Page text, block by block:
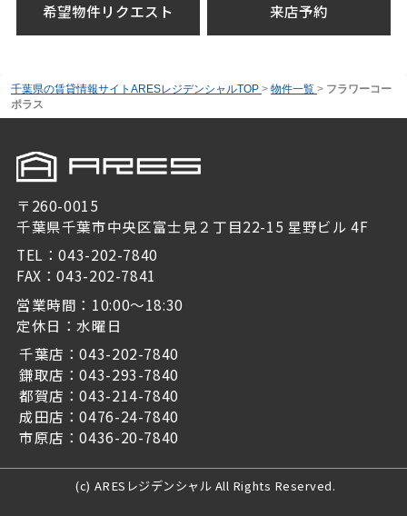
希望物件リクエスト 来店予約
千葉県の賃貸情報サイトARESレジデンシャルTOP > 物件一覧 > フラワーコー
ポラス
〒260-0015
千葉県千葉市中央区富士見２丁目22-15 星野ビル 4F
TEL：043-202-7840
FAX：043-202-7841
営業時間：10:00～18:30
定休日：水曜日
千葉店：043-202-7840
鎌取店：043-293-7840
都賀店：043-214-7840
成田店：0476-24-7840
市原店：0436-20-7840
(c) ARESレジデンシャル All Rights Reserved.